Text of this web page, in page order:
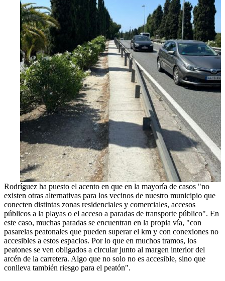
Rodríguez ha puesto el acento en que en la mayoría de casos "no
existen otras alternativas para los vecinos de nuestro municipio que
conecten distintas zonas residenciales y comerciales, accesos
públicos a la playas o el acceso a paradas de transporte público". En
este caso, muchas paradas se encuentran en la propia vía, "con
pasarelas peatonales que pueden superar el km y con conexiones no
accesibles a estos espacios. Por lo que en muchos tramos, los
peatones se ven obligados a circular junto al margen interior del
arcén de la carretera. Algo que no solo no es accesible, sino que
conlleva también riesgo para el peatón".